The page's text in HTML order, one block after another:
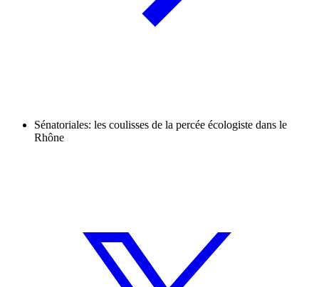
Sénatoriales: les coulisses de la percée écologiste dans le
Rhône